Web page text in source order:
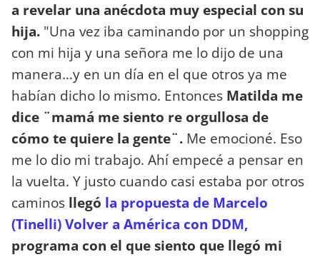
a revelar una anécdota muy especial con su
hija. "Una vez iba caminando por un shopping
con mi hija y una señora me lo dijo de una
manera…y en un día en el que otros ya me
habían dicho lo mismo. Entonces Matilda me
dice ¨mamá me siento re orgullosa de
cómo te quiere la gente¨. Me emocioné. Eso
me lo dio mi trabajo. Ahí empecé a pensar en
la vuelta. Y justo cuando casi estaba por otros
caminos llegó la propuesta de Marcelo
(Tinelli) Volver a América con DDM,
programa con el que siento que llegó mi